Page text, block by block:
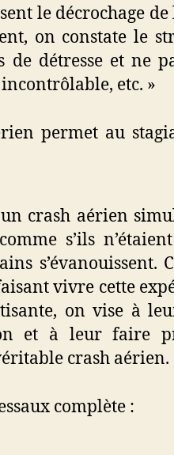
le décrochage de
on constate le
de détresse et ne
etc. »
permet au
crash aérien
s’ils
s’évanouissent.
vivre cette
on vise à
et à leur faire
crash aérien.
complète :